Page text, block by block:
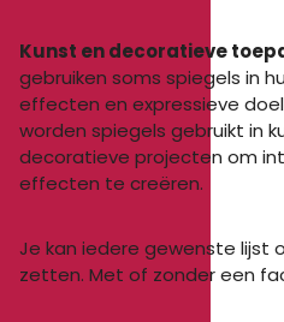
Kunst en decoratieve
gebruiken soms spiegels in
effecten en expressieve
worden spiegels gebruikt in
decoratieve projecten om
effecten te creëren.
Je kan iedere gewenste lijst
zetten. Met of zonder een